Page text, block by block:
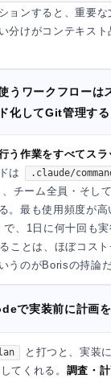
ョンすると、重要
分けがコンテキスト
うワークフローは
化してGit管理する
う作業をすべてスラ
は .claude/
チーム全員・そし
。最も使用頻度が高
で、1日に何十回も
ことは、ほぼコス
うのがBorisの持論だ
で実装前に計画
と打つと、実装
てくれる。 調査・